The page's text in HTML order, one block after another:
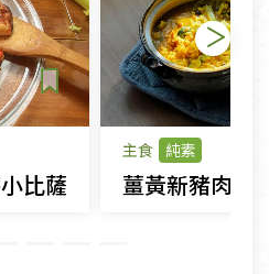
比薩
主食 純素
薑黃新豬肉蔬